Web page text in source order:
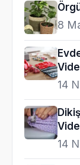
Örgü
8
14
14